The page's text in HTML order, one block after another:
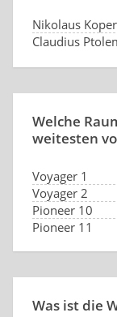
Nikolaus
Claudius
Welche
weitesten
Voyager 1
Voyager 2
Pioneer 10
Pioneer 11
Was ist die